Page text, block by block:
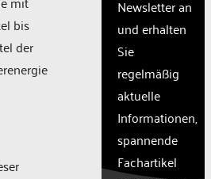
bis
der
site
with
CMP
to add
content
to the
list of
Newsletter an
und erhalten
Sie
regelmäßig
aktuelle
Informationen,
spannende
Fachartikel